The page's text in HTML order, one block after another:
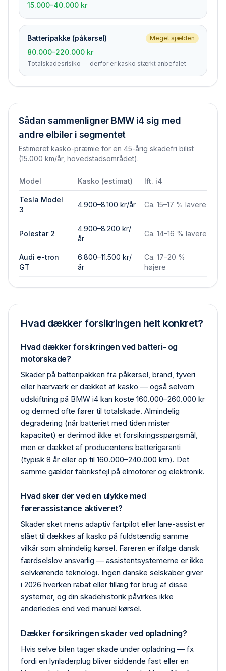
15.000–40.000 kr
Batteripakke (påkørsel) Meget sjælden
80.000–220.000 kr
Totalskades­risiko — derfor er kasko stærkt anbefalet
Sådan sammenligner BMW i4 sig med
andre elbiler i segmentet
Estimeret kasko-præmie for en 45-årig skadefri bilist
(15.000 km/år, hovedstadsområdet).
Model Kasko (estimat) Ift. i4
Tesla Model
3
4.900–8.100 kr/år Ca. 15–17 % lavere
Polestar 2
4.900–8.200 kr/
år
Ca. 14–16 % lavere
Audi e-tron
GT
6.800–11.500 kr/
år
Ca. 17–20 %
højere
Hvad dækker forsikringen helt konkret?
Hvad dækker forsikringen ved batteri- og
motorskade?
Skader på batteripakken fra påkørsel, brand, tyveri
eller hærværk er dækket af kasko — også selvom
udskiftning på BMW i4 kan koste 160.000–260.000 kr
og dermed ofte fører til total­skade. Almindelig
degradering (når batteriet med tiden mister
kapacitet) er derimod ikke et forsikrings­spørgsmål,
men er dækket af producentens batteri­garanti
(typisk 8 år eller op til 160.000–240.000 km). Det
samme gælder fabriks­fejl på elmotorer og elektronik.
Hvad sker der ved en ulykke med
førerassistance aktiveret?
Skader sket mens adaptiv fartpilot eller lane-assist er
slået til dækkes af kasko på fuldstændig samme
vilkår som almindelig kørsel. Føreren er ifølge dansk
færdselslov ansvarlig — assistentsystemerne er ikke
selvkørende teknologi. Ingen danske selskaber giver
i 2026 hverken rabat eller tillæg for brug af disse
systemer, og din skadehistorik påvirkes ikke
anderledes end ved manuel kørsel.
Dækker forsikringen skader ved opladning?
Hvis selve bilen tager skade under opladning — fx
fordi en lynlader­plug bliver siddende fast eller en